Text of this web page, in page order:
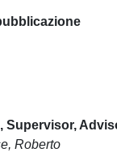
Supervisor,
Roberto